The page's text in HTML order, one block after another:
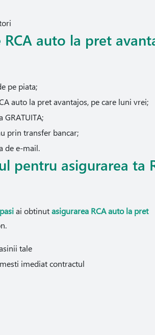
auto la pret
pe piata;
auto la pret avantajos, pe care luni vrei;
GRATUITA;
prin transfer bancar;
de e-mail.
pentru asigurarea ta
ai obtinutasigurarea RCA auto la pret
tale
imediat contractul